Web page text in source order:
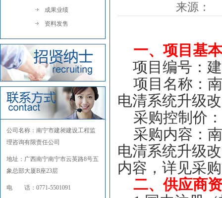
成果业绩
资料发售
公司名称：南宁市建昶建设工程监
理咨询有限责任公司
地址：广西南宁南宁市云英路8号五
象总部大厦B座23层
电 话：0771-5501091
来源：
一、项目基
项目编号：
项目名称：
电清系统升级
采购控制价：
采购内容：
电清系统升级
内容， 详见采
二、供应商